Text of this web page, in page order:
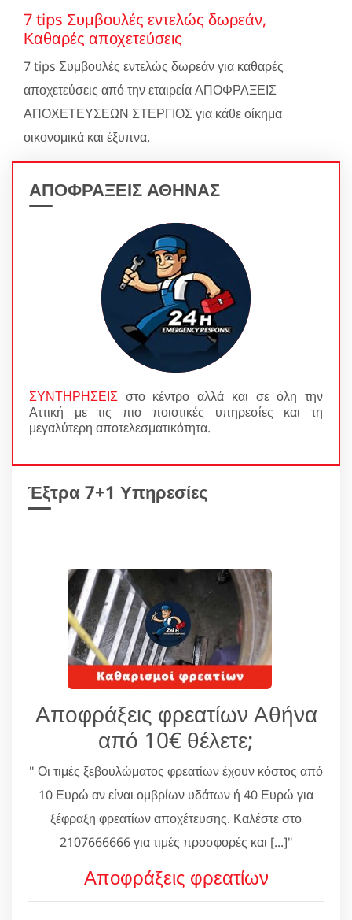
7 tips Συμβουλές εντελώς δωρεάν,
Καθαρές αποχετεύσεις
7 tips Συμβουλές εντελώς δωρεάν για καθαρές
αποχετεύσεις από την εταιρεία ΑΠΟΦΡΑΞΕΙΣ
ΑΠΟΧΕΤΕΥΣΕΩΝ ΣΤΕΡΓΙΟΣ για κάθε οίκημα
οικονομικά και έξυπνα.
ΑΠΟΦΡΑΞΕΙΣ ΑΘΗΝΑΣ
ΣΥΝΤΗΡΗΣΕΙΣ στο κέντρο αλλά και σε όλη την
Αττική με τις πιο ποιοτικές υπηρεσίες και τη
μεγαλύτερη αποτελεσματικότητα.
Έξτρα 7+1 Υπηρεσίες
Αποφράξεις φρεατίων Αθήνα
από 10€ θέλετε;
" Οι τιμές ξεβουλώματος φρεατίων έχουν κόστος από
10 Ευρώ αν είναι ομβρίων υδάτων ή 40 Ευρώ για
ξέφραξη φρεατίων αποχέτευσης. Καλέστε στο
2107666666 για τιμές προσφορές και [...]"
Αποφράξεις φρεατίων